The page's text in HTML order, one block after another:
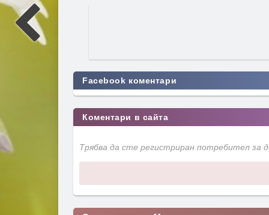
Facebook коментари
Коментари в сайта
Трябва да сте регистриран потребител